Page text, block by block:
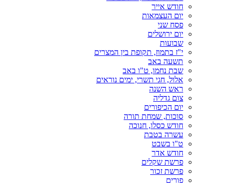
חודש אייר
יום העצמאות
פסח שני
יום ירושלים
שבועות
י"ז בתמוז, תקופת בין המצרים
תשעה באב
שבת נחמו, ט"ו באב
אלול, חגי תשרי, ימים נוראים
ראש השנה
צום גדליה
יום הכיפורים
סוכות, שמחת תורה
חודש כסלו, חנוכה
עשרה בטבת
ט"ו בשבט
חודש אדר
פרשת שקלים
פרשת זכור
פורים